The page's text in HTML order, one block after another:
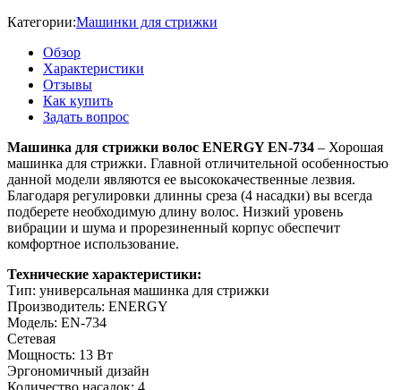
Категории:Машинки для стрижки
Обзор
Характеристики
Отзывы
Как купить
Задать вопрос
Машинка для стрижки волос ENERGY EN-734 – Хорошая
машинка для стрижки. Главной отличительной особенностью
данной модели являются ее высококачественные лезвия.
Благодаря регулировки длинны среза (4 насадки) вы всегда
подберете необходимую длину волос. Низкий уровень
вибрации и шума и прорезиненный корпус обеспечит
комфортное использование.
Технические характеристики:
Тип: универсальная машинка для стрижки
Производитель: ENERGY
Модель: EN-734
Сетевая
Мощность: 13 Вт
Эргономичный дизайн
Количество насадок: 4